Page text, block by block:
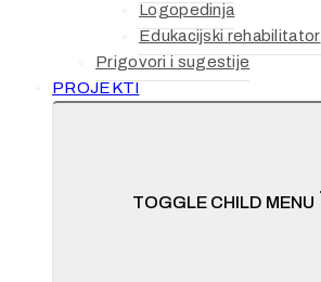
Logopedinja
Edukacijski rehabilitator
Prigovori i sugestije
PROJEKTI
TOGGLE CHILD MENU